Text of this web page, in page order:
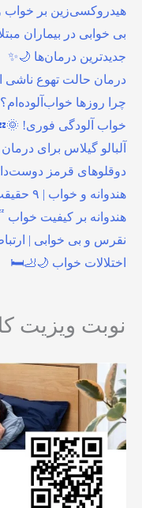
هیدروکسی‌زین بر خواب
جدیدترین درمان‌ها 🌙✨
درمان حالت تهوع ناشی از بی
خواب آلودگی فوری!
دوقلوهای قرمز
هندوانه بر کیفیت
نقرس و بی خوابی |
اختلالات خواب 🌙🦶🛏️
نوبت ویزیت